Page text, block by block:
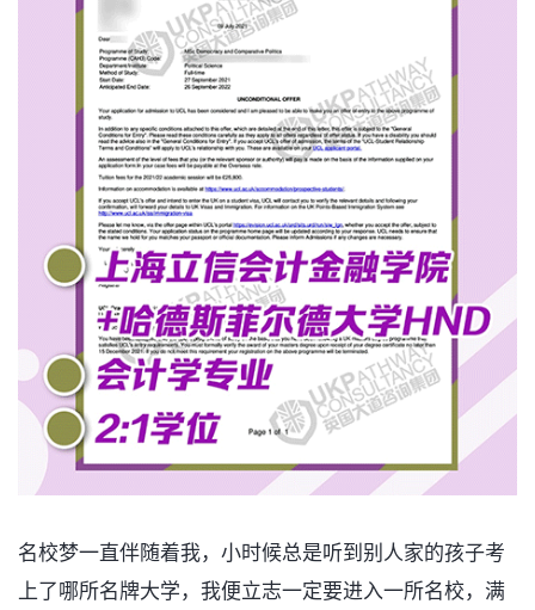
名校梦一直伴随着我，小时候总是听到别人家的孩子考
上了哪所名牌大学，我便立志一定要进入一所名校，满